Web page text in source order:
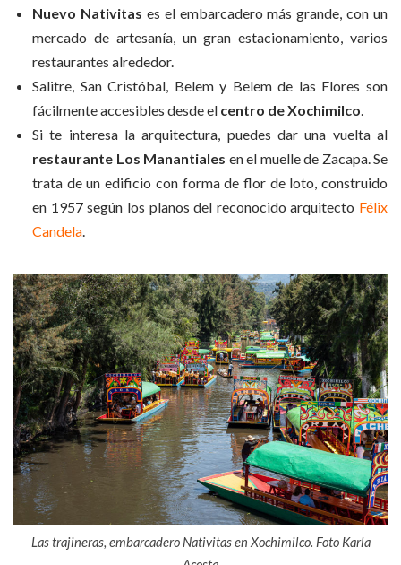
Nuevo Nativitas es el embarcadero más grande, con un
mercado de artesanía, un gran estacionamiento, varios
restaurantes alrededor.
Salitre, San Cristóbal, Belem y Belem de las Flores son
fácilmente accesibles desde el centro de Xochimilco.
Si te interesa la arquitectura, puedes dar una vuelta al
restaurante Los Manantiales en el muelle de Zacapa. Se
trata de un edificio con forma de flor de loto, construido
en 1957 según los planos del reconocido arquitecto Félix
Candela.
Las trajineras, embarcadero Nativitas en Xochimilco. Foto Karla